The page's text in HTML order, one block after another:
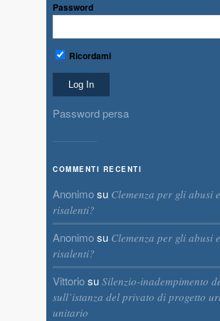
Password
Ricordami
Password persa
COMMENTI RECENTI
Anonimosu Clemenza per gli abusi
risalenti?
Anonimosu Clemenza per gli abusi
risalenti?
Vittoriosu Silenzio-inadempimento
sull’istanza del privato di progetto
unitario